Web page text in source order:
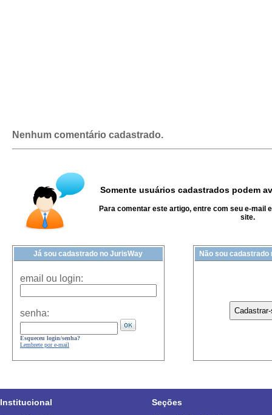
Nenhum comentário cadastrado.
Somente usuários cadastrados podem
Para comentar este artigo, entre com seu e-mail
site.
Já sou cadastrado no JurisWay
email ou login:
senha:
Esqueceu login/senha?
Lembrete por e-mail
Não sou cadastrado
Institucional Seções